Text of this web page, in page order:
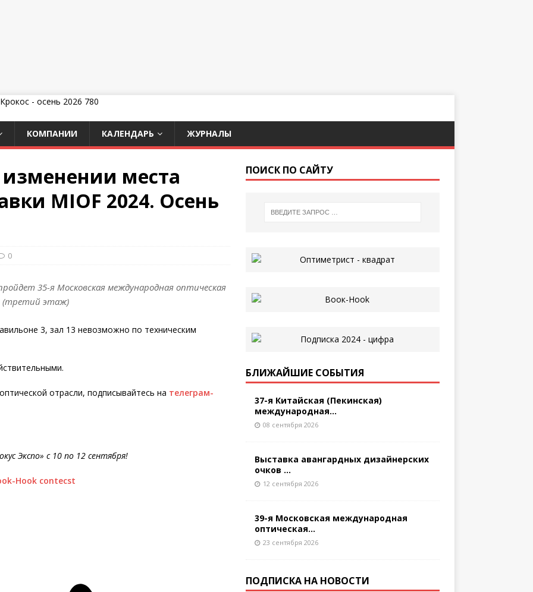
КОМПАНИИ КАЛЕНДАРЬ ЖУРНАЛЫ
места
MIOF 2024. Осень
0
35-я Московская международная оптическая
(третий этаж)
3, зал 13 невозможно по техническим
отрасли, подписывайтесь на телеграм-
Экспо» с 10 по 12 сентября!
ПОИСК ПО САЙТУ
БЛИЖАЙШИЕ СОБЫТИЯ
37-я Китайская (Пекинская)
международная...
08 сентября 2026
Выставка авангардных дизайнерских
очков ...
12 сентября 2026
39-я Московская международная
оптическая...
23 сентября 2026
ПОДПИСКА НА НОВОСТИ